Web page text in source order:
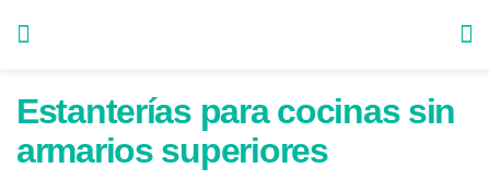
Estanterías para cocinas sin
armarios superiores